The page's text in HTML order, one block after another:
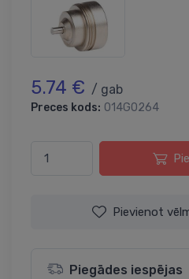
5.74 € / gab
Preces kods: 014G0264
Pievienot
Piegādes iespējas